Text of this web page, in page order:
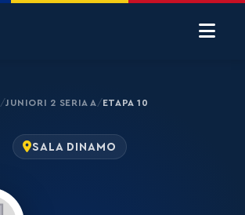
/JUNIORI 2 SERIA A /ETAPA 10
SALA DINAMO